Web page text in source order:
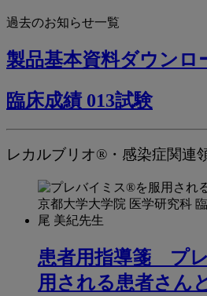
過去のお知らせ一覧
製品基本資料ダウンロ
臨床成績 013試験
レカルブリオ®・感染症関連
患者用指導箋 プ
用される患者さ